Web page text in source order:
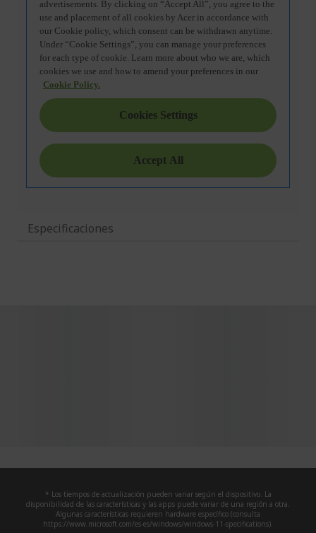
Especificaciones
* Los tiempos de actualización pueden variar según el dispositivo. La
disponibilidad de las características y las apps puede variar de una región a otra.
Algunas características requieren hardware específico (consulta
https://www.microsoft.com/es-es/windows/windows-11-specifications).